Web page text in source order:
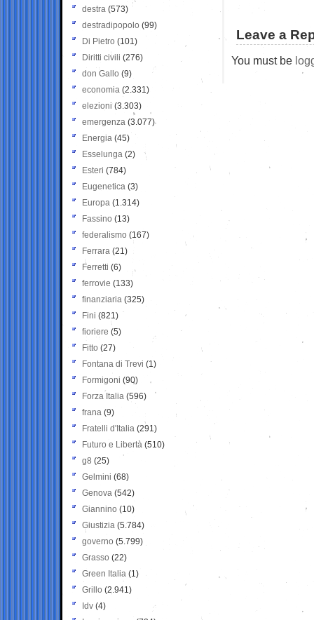
Leave a
You must be
destra (573)
destradipopolo (99)
Di Pietro (101)
Diritti civili (276)
don Gallo (9)
economia (2.331)
elezioni (3.303)
emergenza (3.077)
Energia (45)
Esselunga (2)
Esteri (784)
Eugenetica (3)
Europa (1.314)
Fassino (13)
federalismo (167)
Ferrara (21)
Ferretti (6)
ferrovie (133)
finanziaria (325)
Fini (821)
fioriere (5)
Fitto (27)
Fontana di Trevi (1)
Formigoni (90)
Forza Italia (596)
frana (9)
Fratelli d'Italia (291)
Futuro e Libertà (510)
g8 (25)
Gelmini (68)
Genova (542)
Giannino (10)
Giustizia (5.784)
governo (5.799)
Grasso (22)
Green Italia (1)
Grillo (2.941)
Idv (4)